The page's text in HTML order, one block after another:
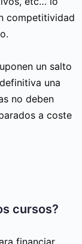
competitividad
un salto
una
no deben
a coste
cursos?